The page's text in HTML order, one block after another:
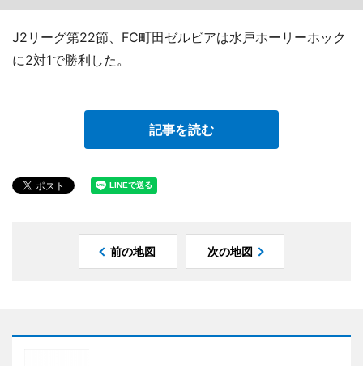
J2リーグ第22節、FC町田ゼルビアは水戸ホーリーホック
に2対1で勝利した。
記事を読む
前の地図 次の地図